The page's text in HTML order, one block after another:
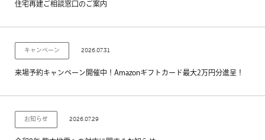
住宅再建ご相談窓口のご案内
キャンペーン 2026.07.31
来場予約キャンペーン開催中！Amazonギフトカード最大2万円分進呈！
お知らせ 2026.07.29